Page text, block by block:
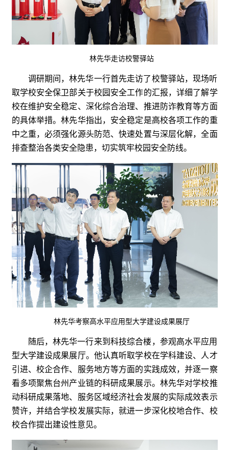
林先华走访校警驿站
调研期间，林先华一行首先走访了校警驿站，现场听
取学校安全保卫部关于校园安全工作的汇报，详细了解学
校在维护安全稳定、深化综合治理、推进防诈教育等方面
的具体举措。林先华指出，安全稳定是高校各项工作的重
中之重，必须强化源头防范、快速处置与深层化解，全面
排查整治各类安全隐患，切实筑牢校园安全防线。
林先华考察高水平应用型大学建设成果展厅
随后，林先华一行来到科技综合楼，参观高水平应用
型大学建设成果展厅。他认真听取学校在学科建设、人才
引进、校企合作、服务地方等方面的实践成效，并逐一察
看多项聚焦台州产业链的科研成果展示。林先华对学校推
动科研成果落地、服务区域经济社会发展的实际成效表示
赞许，并结合学校发展实际，就进一步深化校地合作、校
校合作提出建设性意见。